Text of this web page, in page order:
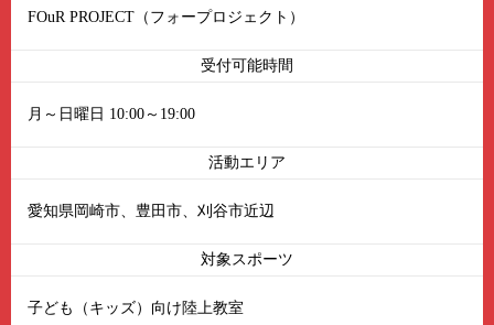
FOuR PROJECT（フォープロジェクト）
受付可能時間
月～日曜日 10:00～19:00
活動エリア
愛知県岡崎市、豊田市、刈谷市近辺
対象スポーツ
子ども（キッズ）向け陸上教室